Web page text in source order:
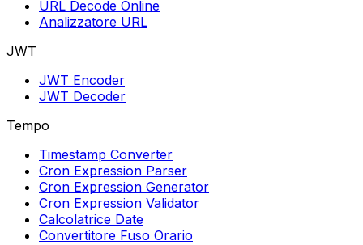
URL Decode Online
Analizzatore URL
JWT
JWT Encoder
JWT Decoder
Tempo
Timestamp Converter
Cron Expression Parser
Cron Expression Generator
Cron Expression Validator
Calcolatrice Date
Convertitore Fuso Orario